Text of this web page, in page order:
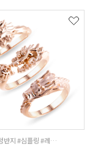
#용반지 #우정반지 #심플링 #레이어드링